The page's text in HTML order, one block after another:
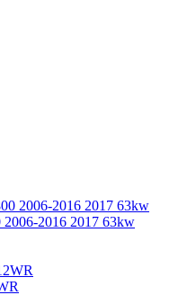
2016 2017 63kw